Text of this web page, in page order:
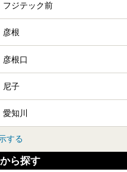
フジテック前
彦根
彦根口
尼子
愛知川
する
ら探す